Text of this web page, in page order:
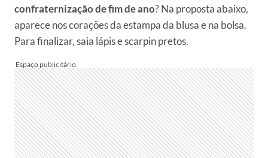
confraternização de fim de ano? Na proposta abaixo,
aparece nos corações da estampa da blusa e na bolsa.
Para finalizar, saia lápis e scarpin pretos.